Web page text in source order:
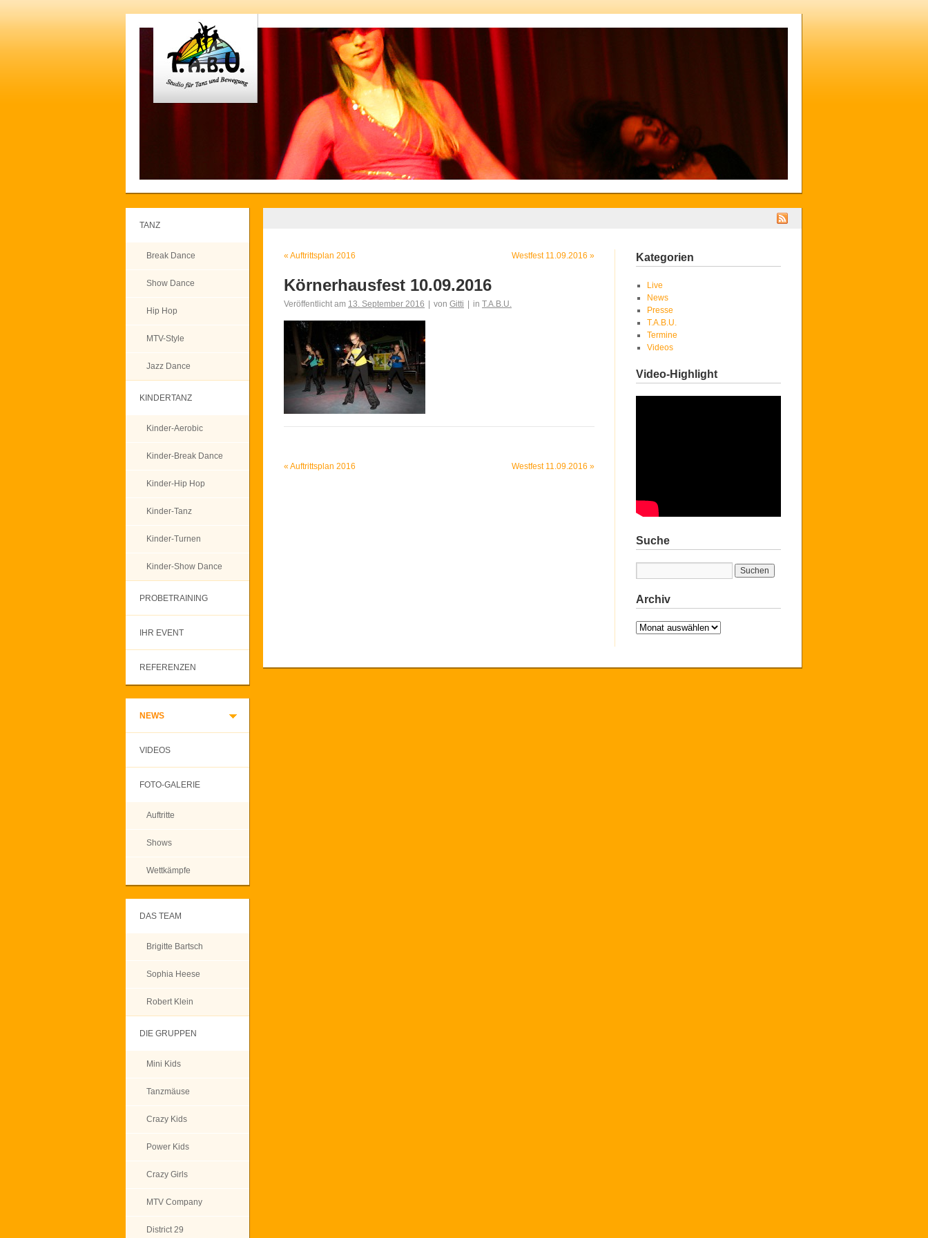
TANZ
Break Dance
Show Dance
Hip Hop
MTV-Style
Jazz Dance
KINDERTANZ
Kinder-Aerobic
Kinder-Break Dance
Kinder-Hip Hop
Kinder-Tanz
Kinder-Turnen
Kinder-Show Dance
PROBETRAINING
IHR EVENT
REFERENZEN
NEWS
VIDEOS
FOTO-GALERIE
Auftritte
Shows
Wettkämpfe
DAS TEAM
Brigitte Bartsch
Sophia Heese
Robert Klein
DIE GRUPPEN
Mini Kids
Tanzmäuse
Crazy Kids
Power Kids
Crazy Girls
MTV Company
District 29
« Auftrittsplan 2016 Westfest 11.09.2016 »
Körnerhausfest 10.09.2016
Veröffentlicht am 13. September 2016 von Gitti in T.A.B.U.
« Auftrittsplan 2016 Westfest 11.09.2016 »
Kategorien
Live
News
Presse
T.A.B.U.
Termine
Videos
Video-Highlight
Suche
Archiv